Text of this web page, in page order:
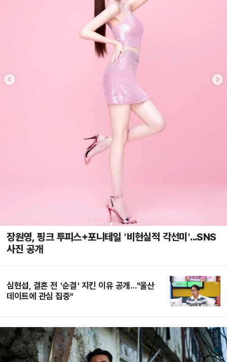
장원영, 핑크 투피스+포니테일 '비현실적 각선미'...SNS
사진 공개
심현섭, 결혼 전 '순결' 지킨 이유 공개..."울산
데이트에 관심 집중"